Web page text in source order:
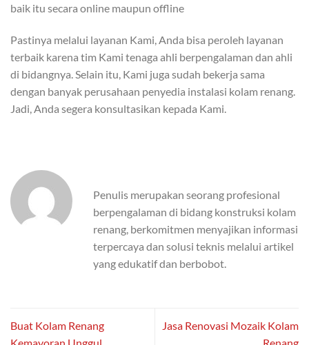
baik itu secara online maupun offline
Pastinya melalui layanan Kami, Anda bisa peroleh layanan
terbaik karena tim Kami tenaga ahli berpengalaman dan ahli
di bidangnya. Selain itu, Kami juga sudah bekerja sama
dengan banyak perusahaan penyedia instalasi kolam renang.
Jadi, Anda segera konsultasikan kepada Kami.
Penulis merupakan seorang profesional
berpengalaman di bidang konstruksi kolam
renang, berkomitmen menyajikan informasi
terpercaya dan solusi teknis melalui artikel
yang edukatif dan berbobot.
Buat Kolam Renang
Kemayoran Unggul
Jasa Renovasi Mozaik Kolam
Renang